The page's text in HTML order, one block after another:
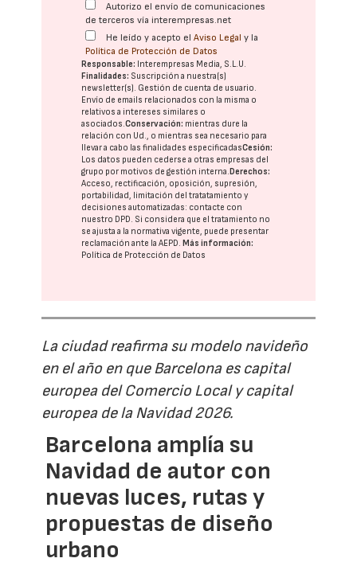
Autorizo el envío de comunicaciones
de terceros vía interempresas.net
He leído y acepto elAviso Legal y la
Política de Protección de Datos
Responsable: Interempresas Media, S.L.U.
Finalidades: Suscripción a nuestra(s)
newsletter(s). Gestión de cuenta de usuario.
Envío de emails relacionados con la misma o
relativos a intereses similares o
asociados.Conservación: mientras dure la
relación con Ud., o mientras sea necesario para
llevar a cabo las finalidades especificadasCesión:
Los datos pueden cederse a otras empresas del
grupo por motivos de gestión interna. Derechos:
Acceso, rectificación, oposición, supresión,
portabilidad, limitación del tratatamiento y
decisiones automatizadas: contacte con
nuestro DPD. Si considera que el tratamiento no
se ajusta a la normativa vigente, puede presentar
reclamación ante laAEPD. Más información:
Política de Protección de Datos
La ciudad reafirma su modelo navideño
en el año en que Barcelona es capital
europea del Comercio Local y capital
europea de la Navidad 2026.
Barcelona amplía su
Navidad de autor con
nuevas luces, rutas y
propuestas de diseño
urbano